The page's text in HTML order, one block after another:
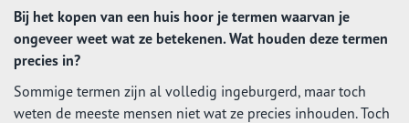
Bij het kopen van een huis hoor je termen waarvan je
ongeveer weet wat ze betekenen. Wat houden deze termen
precies in?
Sommige termen zijn al volledig ingeburgerd, maar toch
weten de meeste mensen niet wat ze precies inhouden. Toch